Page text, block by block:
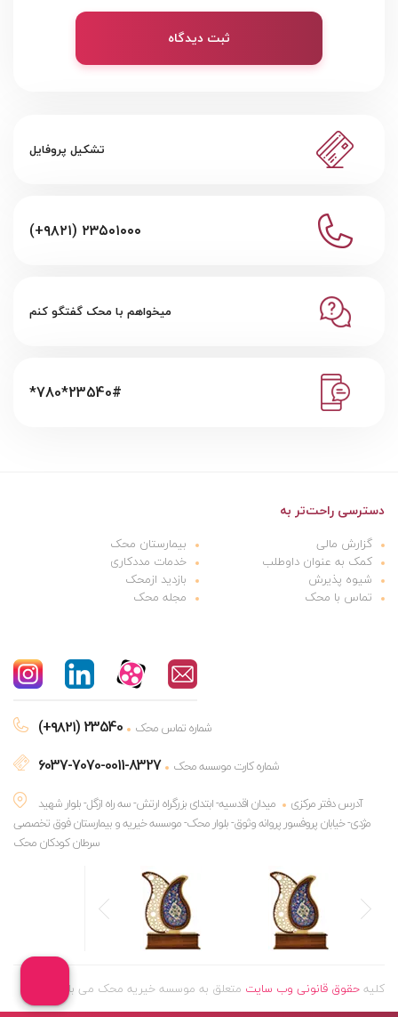
ثبت دیدگاه
تشکیل پروفایل
(+۹۸۲۱) ۲۳۵۰۱۰۰۰
میخواهم با محک گفتگو کنم
*780*23540#
دسترسی راحت‌تر به
گزارش مالی
بیمارستان محک
کمک به عنوان داوطلب
خدمات مددکاری
شیوه پذیرش
بازدید ازمحک
تماس با محک
مجله محک
(+۹۸۲۱) 23540 شماره تماس محک
6037-7070-0011-8327
شماره کارت موسسه محک
آدرس دفتر مرکزی
میدان اقدسیه- ابتدای بزرگراه ارتش- سه راه ازگل- بلوار شهید
مژدی- خیابان پروفسور پروانه وثوق- بلوار محک- موسسه خیریه و بیمارستان فوق تخصصی
سرطان کودکان محک
کلیهحقوق قانونی وب سایت متعلق به موسسه خیریه محک می باشد